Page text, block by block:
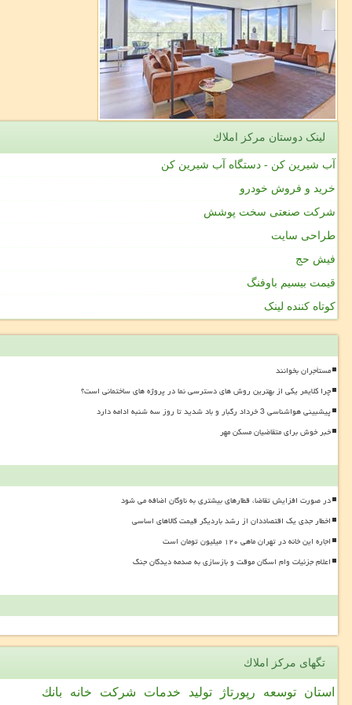
لینک دوستان مركز املاك
آب شیرین کن - دستگاه آب شیرین کن
خرید و فروش خودرو
شرکت صنعتی سخت پوشش
طراحی سایت
فیش حج
قیمت بیسیم باوفنگ
کوتاه کننده لینک
مستأجران بخوانند
چرا کلایمر یکی از بهترین روش های دسترسی نما در پروژه های ساختمانی است؟
پیشبینی هواشناسی 3 خرداد رگبار و باد شدید تا روز سه شنبه ادامه دارد
خبر خوش برای متقاضیان مسکن مهر
در صورت افزایش تقاضا، قطارهای بیشتری به ناوگان اضافه می شود
اخطار جدی یک اقتصاددان از رشد باردیگر قیمت کالاهای اساسی
اجاره این خانه در تهران ماهی ۱۲۰ میلیون تومان است
اعلام جزئیات وام اسکان موقت و بازسازی به صدمه دیدگان جنگ
تگهای مركز املاك
استان توسعه رپورتاژ تولید خدمات شركت خانه بانك